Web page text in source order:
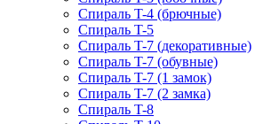
Спираль T-4 (брючные)
Спираль T-5
Спираль T-7 (декоративные)
Спираль T-7 (обувные)
Спираль T-7 (1 замок)
Спираль T-7 (2 замка)
Спираль T-8